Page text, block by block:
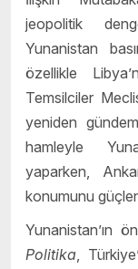
jeopolitik
Yunanistan
özellikle
Temsilciler
yeniden
hamleyle
yaparken,
konumunu
Yunanistan’ın
Politika,